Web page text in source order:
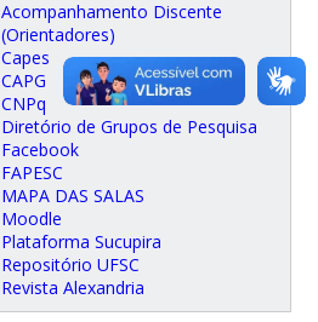
Acompanhamento Discente
(Orientadores)
Capes
CAPG
CNPq
Diretório de Grupos de Pesquisa
Facebook
FAPESC
MAPA DAS SALAS
Moodle
Plataforma Sucupira
Repositório UFSC
Revista Alexandria